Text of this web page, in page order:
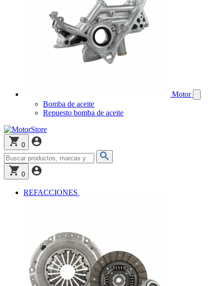
Motor
Bomba de aceite
Repuesto bomba de aceite
0
0
REFACCIONES